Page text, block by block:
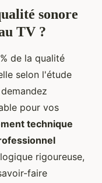
sonore
TV ?
de la qualité
selon l'étude
pour vos
technique
rigoureuse,
faire